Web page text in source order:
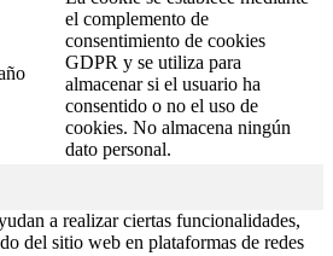
el complemento de
consentimiento de cookies
GDPR y se utiliza para
almacenar si el usuario ha
consentido o no el uso de
cookies. No almacena ningún
dato personal.
a realizar ciertas funcionalidades,
del sitio web en plataformas de redes